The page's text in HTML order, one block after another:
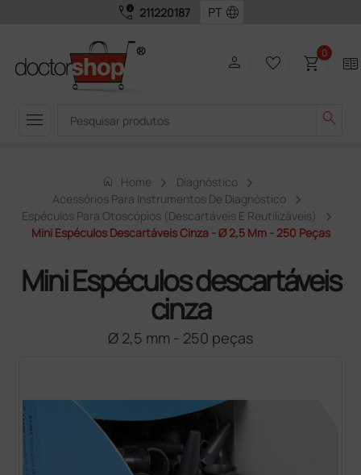
call_quality 211220187 language
menu search
person favorite_border shopping_cart0 two_pager
home Home
Diagnóstico
Acessórios Para Instrumentos De Diagnóstico
Espéculos Para Otoscópios (descartáveis ​​e Reutilizáveis)
Mini Espéculos Descartáveis Cinza - Ø 2,5 Mm - 250 Peças
Mini Espéculos descartáveis
cinza
Ø 2,5 mm - 250 peças